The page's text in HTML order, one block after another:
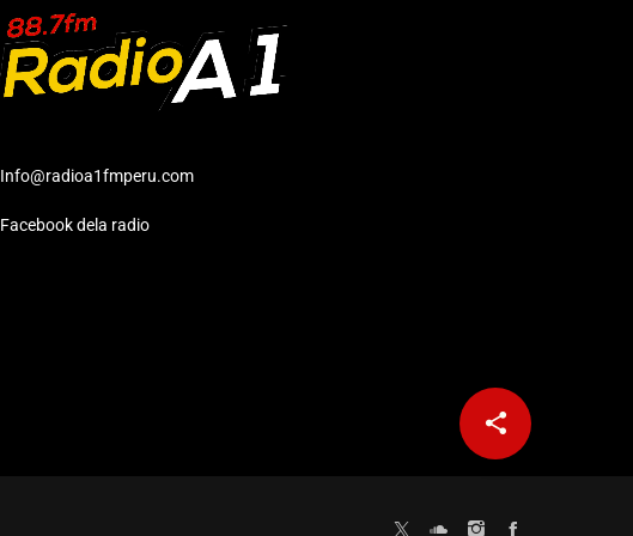
share
email
Info@radioa1fmperu.com
Facebook dela radio